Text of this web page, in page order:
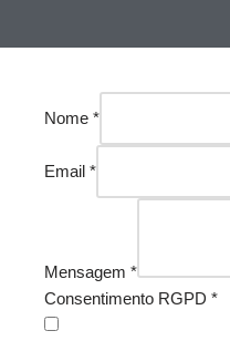
Nome *
Email *
Mensagem *
Consentimento RGPD *